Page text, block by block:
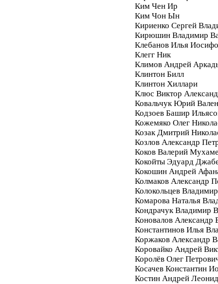
Ким Чен Ир
Ким Чон Ын
Кириенко Сергей
Кирюшин Владимир
Клебанов Илья
Клегг Ник
Климов Андрей
Клинтон Билл
Клинтон Хиллари
Клюс Виктор
Ковальчук Юрий
Кодзоев Башир
Кожемяко Олег
Козак Дмитрий
Козлов Александр
Коков Валерий
Кокойты Эдуард
Кокошин Андрей
Колмаков Александр
Колокольцев
Комарова Наталья
Кондрачук Владимир
Коновалов Александр
Константинов Илья
Коржаков Александр
Коровайко Андрей
Королёв Олег
Косачев Константин
Костин Андрей